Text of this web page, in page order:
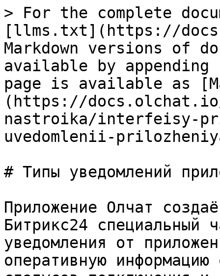
> For the complete
[llms.txt](https://
Markdown versions of
available by
page is available as
(https://
nastroika/interfeisy-
uvedomlenii-
# Типы уведомлений
Приложение Олчат
Битрикс24 специальный
уведомления от
оперативную